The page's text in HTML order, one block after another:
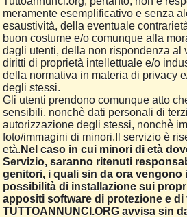
meramente esemplificativo e senza
esaustività, della eventuale
buon costume e/o comunque alla
dagli utenti, della non rispondenza al
diritti di proprietà intellettuale e/o
della normativa in materia di privacy
degli stessi.
Gli utenti prendono comunque atto
sensibili, nonchè dati personali di
autorizzazione degli stessi, nonchè
foto/immagini di minori.Il servizio è
età. Nel caso in cui minori di età
Servizio, saranno ritenuti
genitori, i quali sin da ora vengono
possibilità di installazione sui
appositi software di protezione e di
TUTTOANNUNCI.ORG avvisa sin